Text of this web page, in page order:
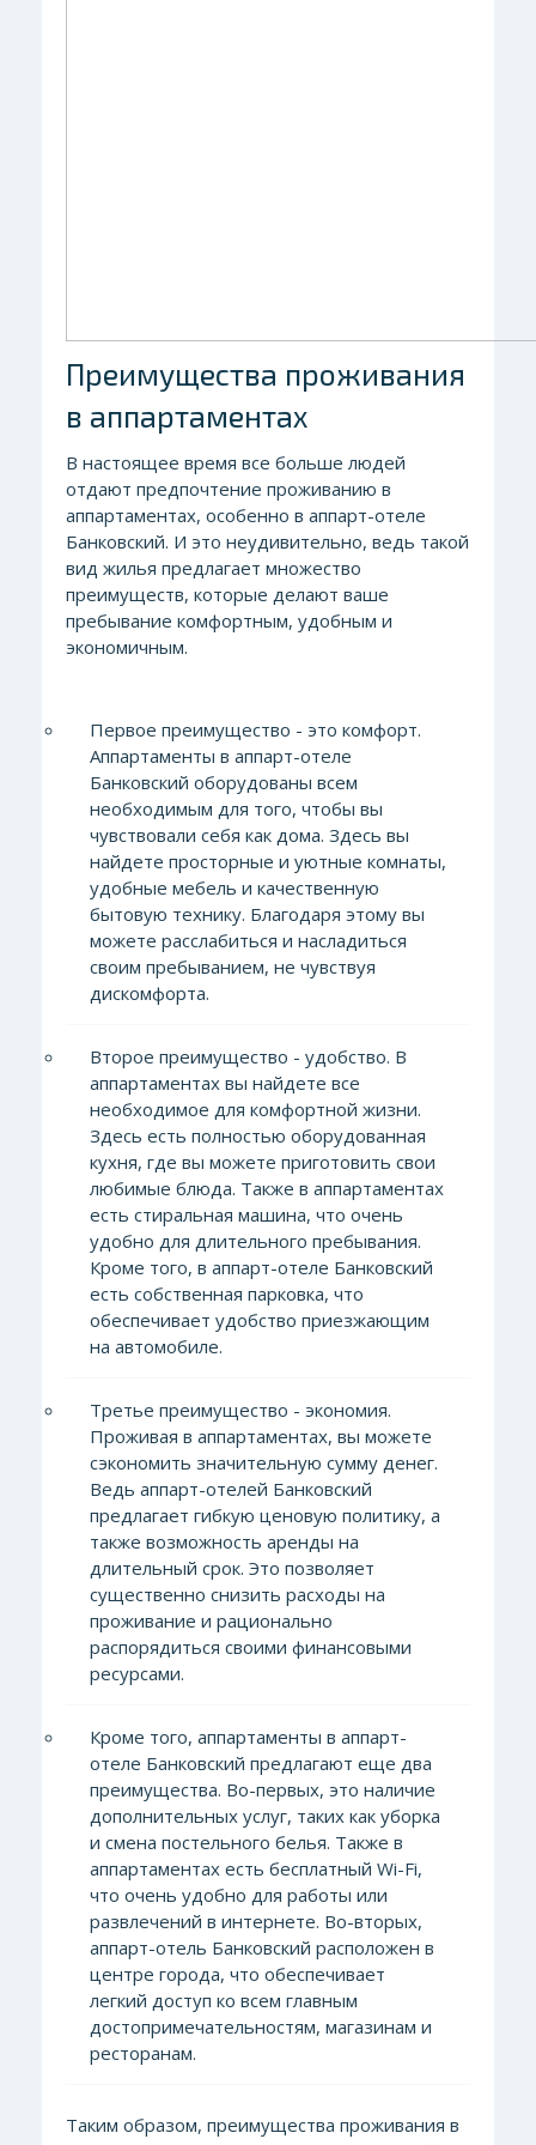
Преимущества проживания
в аппартаментах
В настоящее время все больше людей
отдают предпочтение проживанию в
аппартаментах, особенно в аппарт-отеле
Банковский. И это неудивительно, ведь такой
вид жилья предлагает множество
преимуществ, которые делают ваше
пребывание комфортным, удобным и
экономичным.
Первое преимущество - это комфорт.
Аппартаменты в аппарт-отеле
Банковский оборудованы всем
необходимым для того, чтобы вы
чувствовали себя как дома. Здесь вы
найдете просторные и уютные комнаты,
удобные мебель и качественную
бытовую технику. Благодаря этому вы
можете расслабиться и насладиться
своим пребыванием, не чувствуя
дискомфорта.
Второе преимущество - удобство. В
аппартаментах вы найдете все
необходимое для комфортной жизни.
Здесь есть полностью оборудованная
кухня, где вы можете приготовить свои
любимые блюда. Также в аппартаментах
есть стиральная машина, что очень
удобно для длительного пребывания.
Кроме того, в аппарт-отеле Банковский
есть собственная парковка, что
обеспечивает удобство приезжающим
на автомобиле.
Третье преимущество - экономия.
Проживая в аппартаментах, вы можете
сэкономить значительную сумму денег.
Ведь аппарт-отелей Банковский
предлагает гибкую ценовую политику, а
также возможность аренды на
длительный срок. Это позволяет
существенно снизить расходы на
проживание и рационально
распорядиться своими финансовыми
ресурсами.
Кроме того, аппартаменты в аппарт-
отеле Банковский предлагают еще два
преимущества. Во-первых, это наличие
дополнительных услуг, таких как уборка
и смена постельного белья. Также в
аппартаментах есть бесплатный Wi-Fi,
что очень удобно для работы или
развлечений в интернете. Во-вторых,
аппарт-отель Банковский расположен в
центре города, что обеспечивает
легкий доступ ко всем главным
достопримечательностям, магазинам и
ресторанам.
Таким образом, преимущества проживания в